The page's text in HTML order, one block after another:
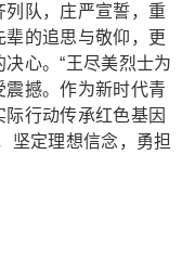
队，庄严宣誓，重
的追思与敬仰，更
心。“王尽美烈士为
撼。作为新时代青
行动传承红色基因
坚定理想信念，勇担